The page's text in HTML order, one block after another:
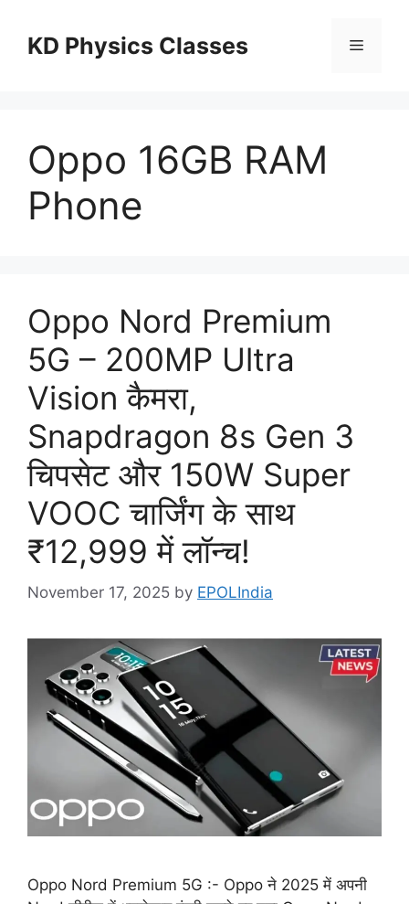
contentKD Physics Classes Menu
Oppo 16GB RAM
Phone
Oppo Nord Premium
5G – 200MP Ultra
Vision कैमरा,
Snapdragon 8s Gen 3
चिपसेट और 150W Super
VOOC चार्जिंग के साथ
₹12,999 में लॉन्च!
November 17, 2025 by EPOLIndia
Oppo Nord Premium 5G :- Oppo ने 2025 में अपनी